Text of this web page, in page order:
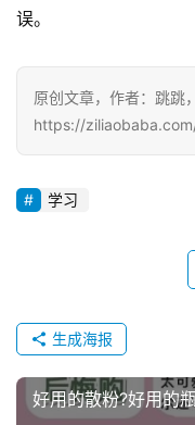
误。
原创文章，作者：跳跳
https://
学习
生成海报
好用的散粉?好用的